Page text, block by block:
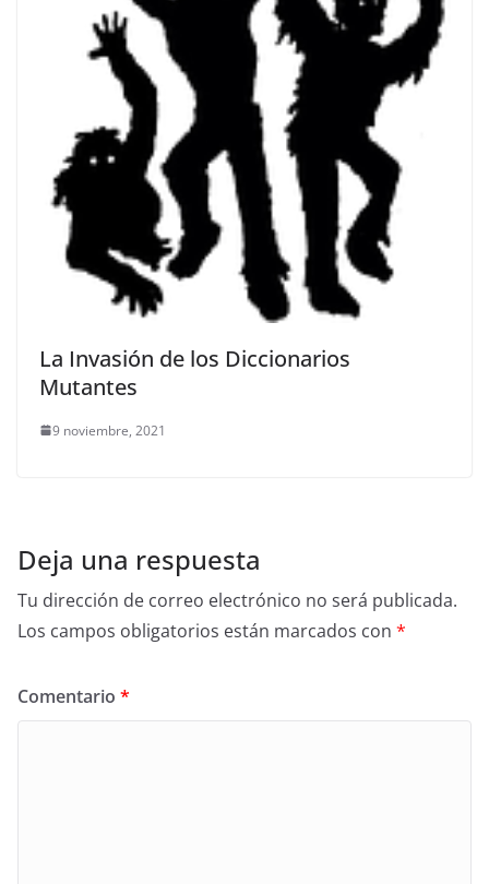
La Invasión de los Diccionarios
Mutantes
9 noviembre, 2021
Deja una respuesta
Tu dirección de correo electrónico no será publicada.
Los campos obligatorios están marcados con *
Comentario *